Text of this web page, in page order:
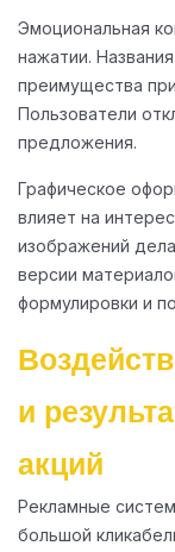
Эмоциональная
нажатии.
преимущества
Пользователи
предложения.
Графическое
влияет на
изображений
версии
формулировки и
и
акций
Рекламные
большой